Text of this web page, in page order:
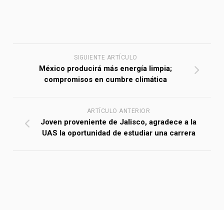
SIGUIENTE ARTÍCULO
México producirá más energía limpia;
compromisos en cumbre climática
ARTÍCULO ANTERIOR
Joven proveniente de Jalisco, agradece a la
UAS la oportunidad de estudiar una carrera